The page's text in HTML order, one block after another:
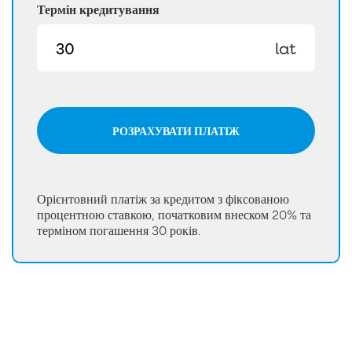
Термін кредитування
lat
РОЗРАХУВАТИ ПЛАТІЖ
Орієнтовний платіж за кредитом з фіксованою
процентною ставкою, початковим внеском 20% та
терміном погашення 30 років.